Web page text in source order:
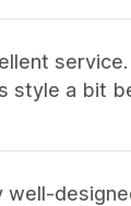
style a bit
well-